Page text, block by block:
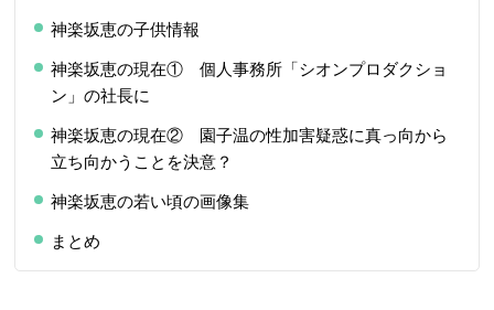
神楽坂恵の子供情報
神楽坂恵の現在① 個人事務所「シオンプロダクショ
ン」の社長に
神楽坂恵の現在② 園子温の性加害疑惑に真っ向から
立ち向かうことを決意？
神楽坂恵の若い頃の画像集
まとめ